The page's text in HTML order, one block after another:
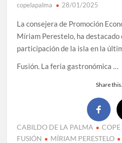
copelapalma 28/01/2025
La consejera de Promoción
Míriam Perestelo, ha destacado
participación de la isla en la
Fusión. La feria gastronómica …
Share this...
CABILDO DE LA PALMA
FUSIÓN
MÍRIAM PERESTELO